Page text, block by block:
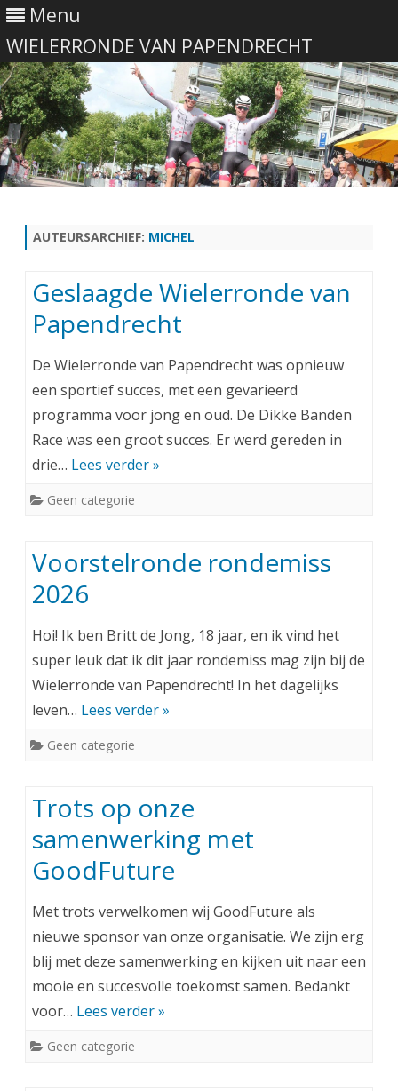
Menu
WIELERRONDE VAN PAPENDRECHT
AUTEURSARCHIEF: MICHEL
Geslaagde Wielerronde van
Papendrecht
De Wielerronde van Papendrecht was opnieuw
een sportief succes, met een gevarieerd
programma voor jong en oud. De Dikke Banden
Race was een groot succes. Er werd gereden in
drie… Lees verder »
Geen categorie
Voorstelronde rondemiss
2026
Hoi! Ik ben Britt de Jong, 18 jaar, en ik vind het
super leuk dat ik dit jaar rondemiss mag zijn bij de
Wielerronde van Papendrecht! In het dagelijks
leven… Lees verder »
Geen categorie
Trots op onze
samenwerking met
GoodFuture
Met trots verwelkomen wij GoodFuture als
nieuwe sponsor van onze organisatie. We zijn erg
blij met deze samenwerking en kijken uit naar een
mooie en succesvolle toekomst samen. Bedankt
voor… Lees verder »
Geen categorie